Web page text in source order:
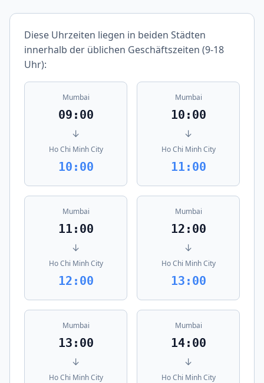
Diese Uhrzeiten liegen in beiden Städten
innerhalb der üblichen Geschäftszeiten (9-18
Uhr):
Mumbai
09:00
↓
Ho Chi Minh City
10:00
Mumbai
10:00
↓
Ho Chi Minh City
11:00
Mumbai
11:00
↓
Ho Chi Minh City
12:00
Mumbai
12:00
↓
Ho Chi Minh City
13:00
Mumbai
13:00
↓
Ho Chi Minh City
Mumbai
14:00
↓
Ho Chi Minh City